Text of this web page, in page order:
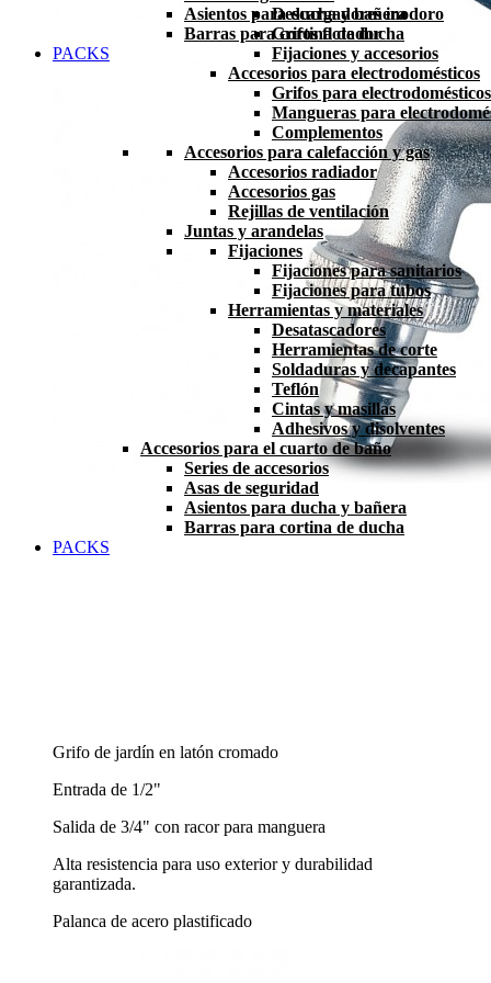
Descargadores inodoro
Grifos flotador
Fijaciones y accesorios
Accesorios para electrodomésticos
Grifos para electrodomésticos
Mangueras para
Complementos
Accesorios para calefacción y gas
Accesorios radiador
Accesorios gas
Rejillas de ventilación
Juntas y arandelas
Fijaciones
Fijaciones para sanitarios
Fijaciones para tubos
Herramientas y materiales
Desatascadores
Herramientas de corte
Soldaduras y decapantes
Teflón
Cintas y masillas
Adhesivos y disolventes
Accesorios para el cuarto de baño
Series de accesorios
Asas de seguridad
Asientos para ducha y bañera
Barras para cortina de ducha
PACKS
Asientos para ducha y bañera
Barras para cortina de ducha
PACKS
Grifo de jardín en latón cromado
Entrada de 1/2"
Salida de 3/4" con racor para manguera
Alta resistencia para uso exterior y durabilidad
garantizada.
Palanca de acero plastificado